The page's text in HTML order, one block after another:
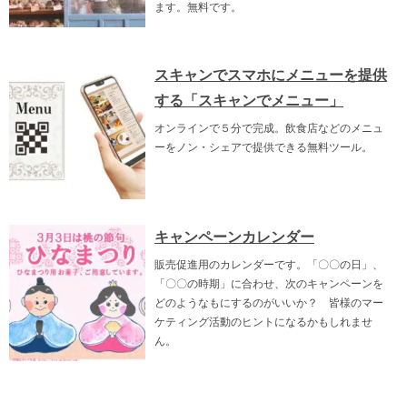
ます。無料です。
スキャンでスマホにメニューを提供
する「スキャンでメニュー」
オンラインで５分で完成。飲食店などのメニュ
ーをノン・シェアで提供できる無料ツール。
キャンペーンカレンダー
販売促進用のカレンダーです。「〇〇の日」、
「〇〇の時期」に合わせ、次のキャンペーンを
どのようなもにするのがいいか？ 皆様のマー
ケティング活動のヒントになるかもしれませ
ん。